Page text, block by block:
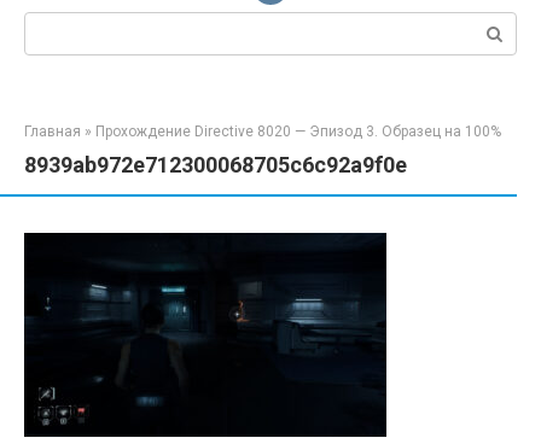
Поиск:
Главная » Прохождение Directive 8020 — Эпизод 3. Образец на 100%
8939ab972e712300068705c6c92a9f0e